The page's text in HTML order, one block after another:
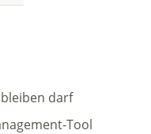
darf
Tool